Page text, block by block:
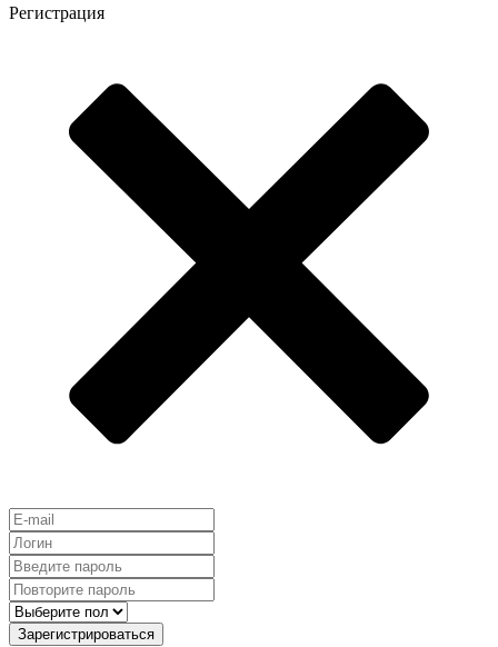
Регистрация
Зарегистрироваться